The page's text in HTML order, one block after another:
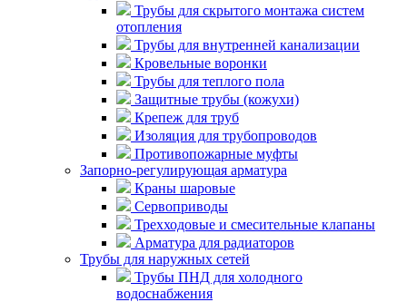
Трубы для скрытого монтажа систем
отопления
Трубы для внутренней канализации
Кровельные воронки
Трубы для теплого пола
Защитные трубы (кожухи)
Крепеж для труб
Изоляция для трубопроводов
Противопожарные муфты
Запорно-регулирующая арматура
Краны шаровые
Сервоприводы
Трехходовые и смесительные клапаны
Арматура для радиаторов
Трубы для наружных сетей
Трубы ПНД для холодного
водоснабжения